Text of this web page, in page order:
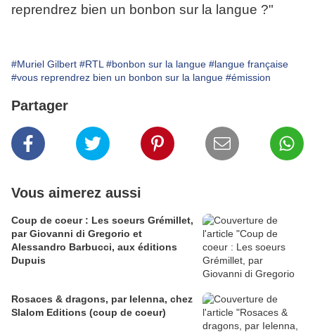
reprendrez bien un bonbon sur la langue ?"
#Muriel Gilbert #RTL #bonbon sur la langue #langue française
#vous reprendrez bien un bonbon sur la langue #émission
Partager
Vous aimerez aussi
Coup de coeur : Les soeurs Grémillet,
par Giovanni di Gregorio et
Alessandro Barbucci, aux éditions
Dupuis
Rosaces & dragons, par Ielenna, chez
Slalom Editions (coup de coeur)